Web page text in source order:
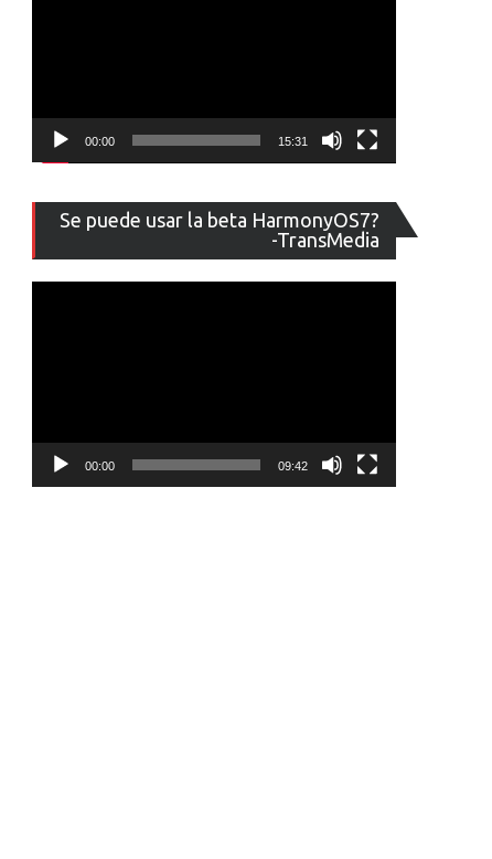
00:00 15:31
Se puede usar la beta HarmonyOS7?
-TransMedia
de
vídeo
00:00 09:42